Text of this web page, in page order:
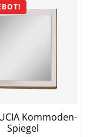
Kommoden-
Spiegel